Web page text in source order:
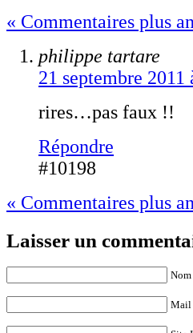
« Commentaires plus
philippe tartare
21 septembre 2011
rires…pas faux !!
Répondre
#10198
« Commentaires plus
Laisser un
Nom
Mail